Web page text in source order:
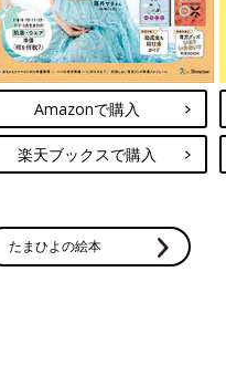
Amazonで購入
楽天ブックスで購入
たまひよの絵本